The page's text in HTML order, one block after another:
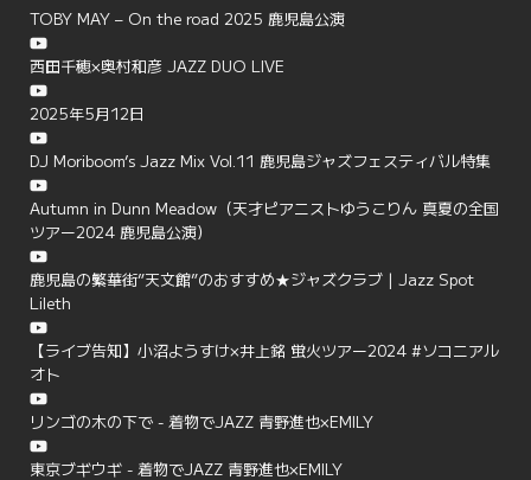
TOBY MAY – On the road 2025 鹿児島公演
西田千穂×奥村和彦 JAZZ DUO LIVE
2025年5月12日
DJ Moriboom’s Jazz Mix Vol.11 鹿児島ジャズフェスティバル特集
Autumn in Dunn Meadow（天才ピアニストゆうこりん 真夏の全国
ツアー2024 鹿児島公演）
鹿児島の繁華街”天文館”のおすすめ★ジャズクラブ | Jazz Spot
Lileth
【ライブ告知】小沼ようすけ×井上銘 蛍火ツアー2024 #ソコニアル
オト
リンゴの木の下で - 着物でJAZZ 青野進也×EMILY
東京ブギウギ - 着物でJAZZ 青野進也×EMILY